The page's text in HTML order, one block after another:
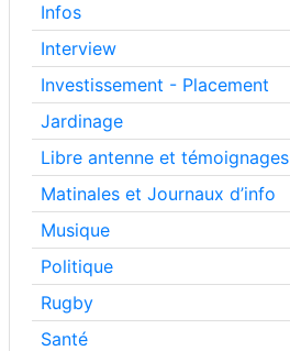
Infos
Interview
Investissement - Placement
Jardinage
Libre antenne et témoignages
Matinales et Journaux d’info
Musique
Politique
Rugby
Santé